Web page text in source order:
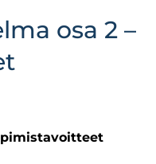
osa 2 –